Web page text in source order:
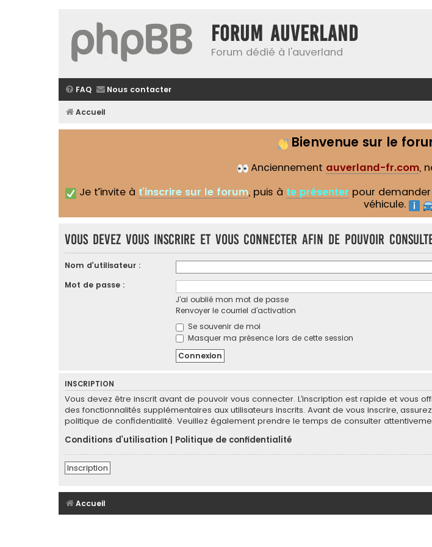
Forum Auverland
Forum dédié à l'auverland
FAQ Nous contacter
Accueil
Bienvenue sur le
Anciennement auverland-fr.com,
Je t’invite à t’inscrire sur le forum, puis à te présenter pour demander
véhicule.
Vous devez vous inscrire et vous connecter afin de pouvoir
Nom d’utilisateur :
Mot de passe :
J’ai oublié mon mot de passe
Renvoyer le courriel d’activation
Se souvenir de moi
Masquer ma présence lors de cette session
INSCRIPTION
Vous devez être inscrit avant de pouvoir vous connecter. L’inscription est rapide et vous
des fonctionnalités supplémentaires aux utilisateurs inscrits. Avant de vous inscrire,
politique de confidentialité. Veuillez également prendre le temps de consulter
Conditions d’utilisation
Politique de confidentialité
Inscription
Accueil